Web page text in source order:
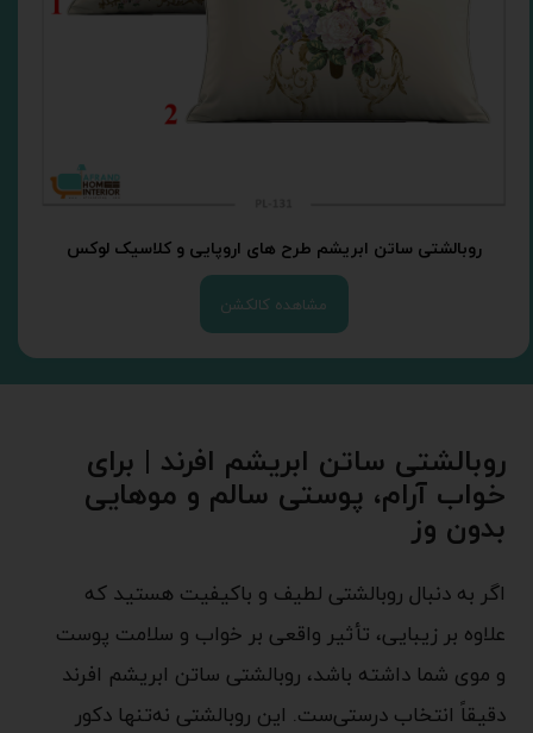
روبالشتی ساتن ابریشم طرح های اروپایی و کلاسیک لوکس
مشاهده کالکشن
روبالشتی ساتن ابریشم افرند | برای
خواب آرام، پوستی سالم و موهایی
بدون وز
اگر به دنبال روبالشتی لطیف و باکیفیت هستید که
علاوه بر زیبایی، تأثیر واقعی بر خواب و سلامت پوست
و موی شما داشته باشد، روبالشتی ساتن ابریشم افرند
دقیقاً انتخاب درستی‌ست. این روبالشتی نه‌تنها دکور